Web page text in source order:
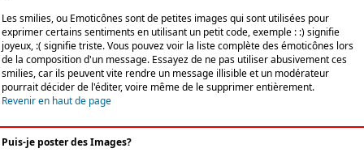
Les smilies, ou Emoticônes sont de petites images qui sont utilisées pour
exprimer certains sentiments en utilisant un petit code, exemple : :) signifie
joyeux, :( signifie triste. Vous pouvez voir la liste complète des émoticônes lors
de la composition d'un message. Essayez de ne pas utiliser abusivement ces
smilies, car ils peuvent vite rendre un message illisible et un modérateur
pourrait décider de l'éditer, voire même de le supprimer entièrement.
Revenir en haut de page
Puis-je poster des Images?